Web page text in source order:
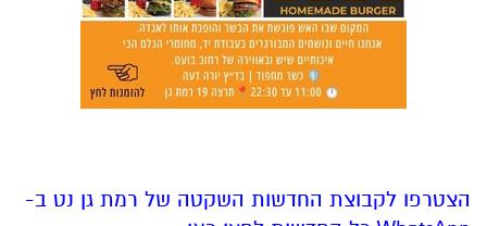
אולי יעניין אותך גם